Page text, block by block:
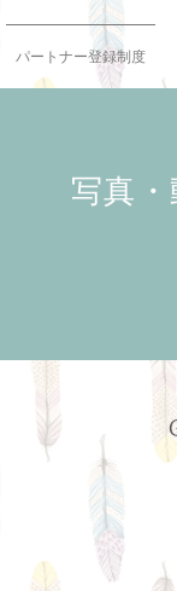
パートナー登録制度
写真